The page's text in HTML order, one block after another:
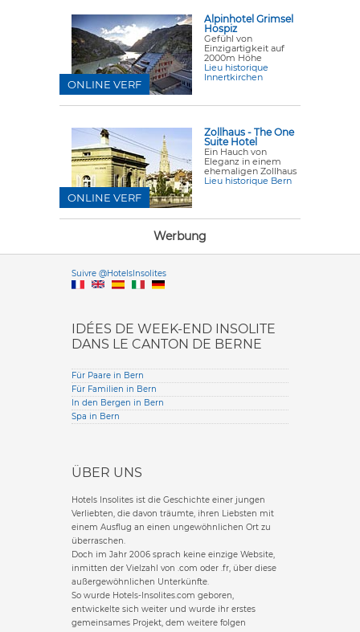
Alpinhotel Grimsel
Hospiz
Gefühl von
Einzigartigkeit auf
2000m Höhe
Lieu historique
Innertkirchen
ONLINE VERF
Zollhaus - The One
Suite Hotel
Ein Hauch von
Eleganz in einem
ehemaligen Zollhaus
Lieu historique Bern
ONLINE VERF
Werbung
Suivre @HotelsInsolitesVersione
IDÉES DE WEEK-END INSOLITE
DANS LE CANTON DE BERNE
Für Paare in Bern
Für Familien in Bern
In den Bergen in Bern
Spa in Bern
ÜBER UNS
Hotels Insolites ist die Geschichte einer jungen
Verliebten, die davon träumte, ihren Liebsten mit
einem Ausflug an einen ungewöhnlichen Ort zu
überraschen.
Doch im Jahr 2006 sprach keine einzige Website,
inmitten der Vielzahl von .com oder .fr, über diese
außergewöhnlichen Unterkünfte.
So wurde Hotels-Insolites.com geboren,
entwickelte sich weiter und wurde ihr erstes
gemeinsames Projekt, dem weitere folgen